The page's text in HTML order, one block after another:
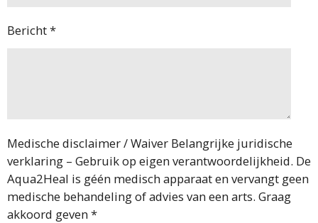
Bericht *
Medische disclaimer / Waiver Belangrijke juridische
verklaring – Gebruik op eigen verantwoordelijkheid. De
Aqua2Heal is géén medisch apparaat en vervangt geen
medische behandeling of advies van een arts. Graag
akkoord geven *